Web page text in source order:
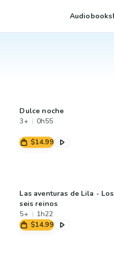
Audiobooks
Dulce noche
3+
0h55
$14.99
Las aventuras de Lila - Los
seis reinos
5+
1h22
$14.99